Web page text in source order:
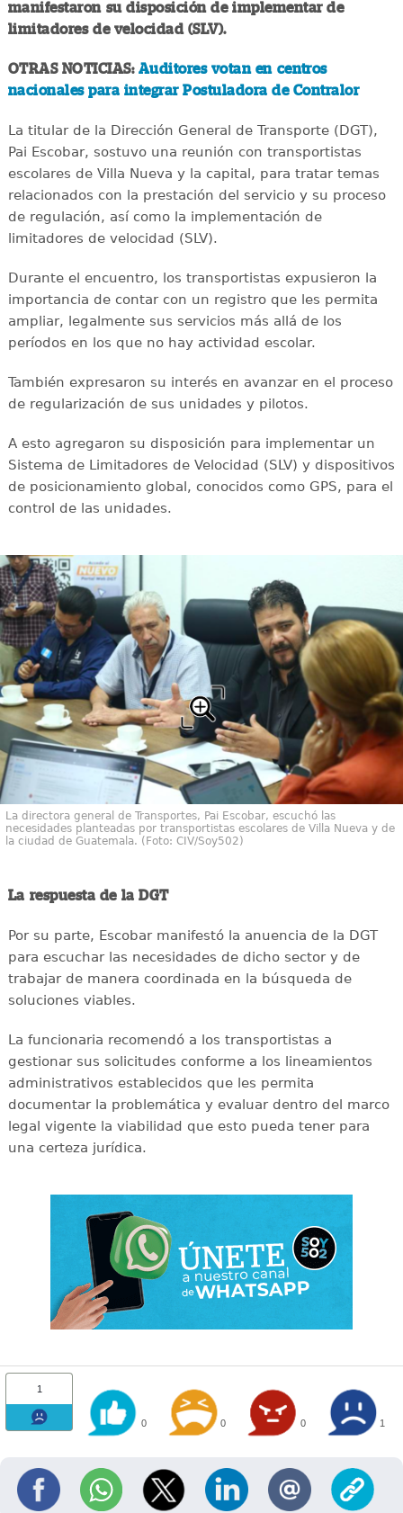
manifestaron su disposición de implementar de
limitadores de velocidad (SLV).
OTRAS NOTICIAS: Auditores votan en centros
nacionales para integrar Postuladora de Contralor
La titular de la Dirección General de Transporte (DGT),
Pai Escobar, sostuvo una reunión con transportistas
escolares de Villa Nueva y la capital, para tratar temas
relacionados con la prestación del servicio y su proceso
de regulación, así como la implementación de
limitadores de velocidad (SLV).
Durante el encuentro, los transportistas expusieron la
importancia de contar con un registro que les permita
ampliar, legalmente sus servicios más allá de los
períodos en los que no hay actividad escolar.
También expresaron su interés en avanzar en el proceso
de regularización de sus unidades y pilotos.
A esto agregaron su disposición para implementar un
Sistema de Limitadores de Velocidad (SLV) y dispositivos
de posicionamiento global, conocidos como GPS, para el
control de las unidades.
La directora general de Transportes, Pai Escobar, escuchó las
necesidades planteadas por transportistas escolares de Villa Nueva y de
la ciudad de Guatemala. (Foto: CIV/Soy502)
La respuesta de la DGT
Por su parte, Escobar manifestó la anuencia de la DGT
para escuchar las necesidades de dicho sector y de
trabajar de manera coordinada en la búsqueda de
soluciones viables.
La funcionaria recomendó a los transportistas a
gestionar sus solicitudes conforme a los lineamientos
administrativos establecidos que les permita
documentar la problemática y evaluar dentro del marco
legal vigente la viabilidad que esto pueda tener para
una certeza jurídica.
1
0 0 0 1